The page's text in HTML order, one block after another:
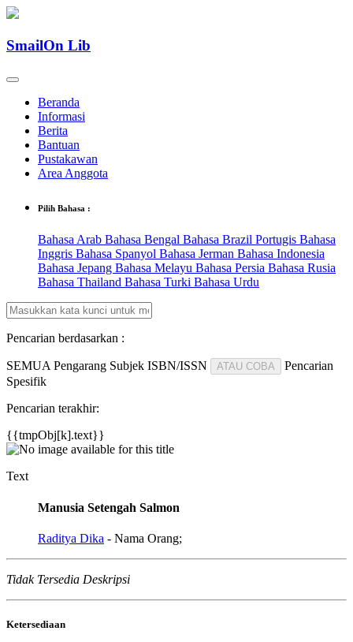
SmailOn Lib
Beranda
Informasi
Berita
Bantuan
Pustakawan
Area Anggota
Pilih Bahasa :
Bahasa Arab Bahasa Bengal Bahasa Brazil Portugis Bahasa
Inggris Bahasa Spanyol Bahasa Jerman Bahasa Indonesia
Bahasa Jepang Bahasa Melayu Bahasa Persia Bahasa Rusia
Bahasa Thailand Bahasa Turki Bahasa Urdu
Pencarian berdasarkan :
SEMUA Pengarang Subjek ISBN/ISSN ATAU COBA
Pencarian
Spesifik
Pencarian terakhir:
{{tmpObj[k].text}}
Text
Manusia Setengah Salmon
Raditya Dika - Nama Orang;
Tidak Tersedia Deskripsi
Ketersediaan